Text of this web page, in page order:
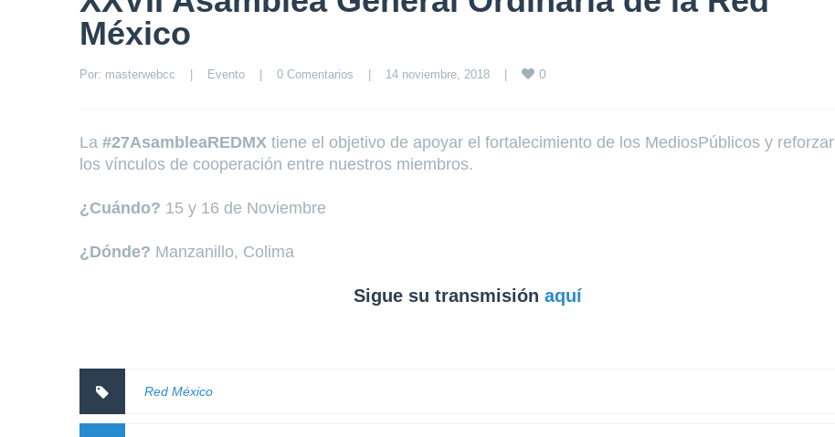
México
Por: masterwebcc Evento 0 Comentarios 14 noviembre, 2018 0
La #27AsambleaREDMX tiene el objetivo de apoyar el fortalecimiento de los MediosPúblicos y reforzar
los vínculos de cooperación entre nuestros miembros.
¿Cuándo? 15 y 16 de Noviembre
¿Dónde? Manzanillo, Colima
Sigue su transmisión aquí
Red México